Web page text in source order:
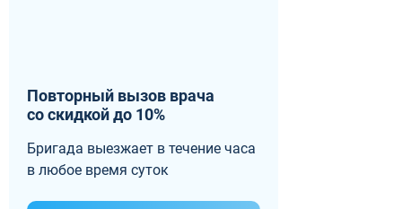
Повторный вызов врача
со скидкой до 10%
Бригада выезжает в течение часа
в любое время суток